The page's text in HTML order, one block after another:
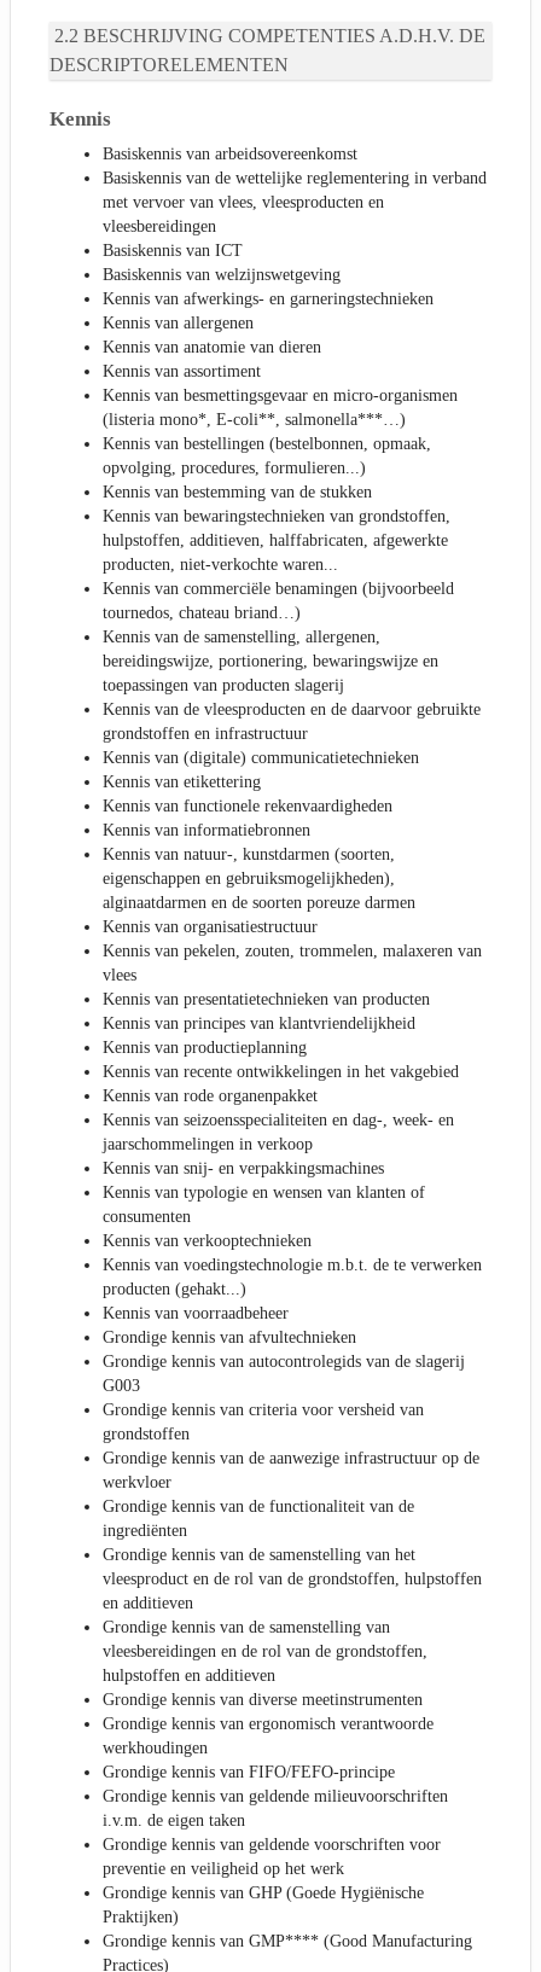
BESCHRIJVING COMPETENTIES A.D.H.V. DE
DESCRIPTORELEMENTEN
Kennis
Basiskennis van arbeidsovereenkomst
Basiskennis van de wettelijke reglementering in verband
met vervoer van vlees, vleesproducten en
vleesbereidingen
Basiskennis van ICT
Basiskennis van welzijnswetgeving
Kennis van afwerkings- en garneringstechnieken
Kennis van allergenen
Kennis van anatomie van dieren
Kennis van assortiment
Kennis van besmettingsgevaar en micro-organismen
(listeria mono*, E-coli**, salmonella***…)
Kennis van bestellingen (bestelbonnen, opmaak,
opvolging, procedures, formulieren...)
Kennis van bestemming van de stukken
Kennis van bewaringstechnieken van grondstoffen,
hulpstoffen, additieven, halffabricaten, afgewerkte
producten, niet-verkochte waren...
Kennis van commerciële benamingen (bijvoorbeeld
tournedos, chateau briand…)
Kennis van de samenstelling, allergenen,
bereidingswijze, portionering, bewaringswijze en
toepassingen van producten slagerij
Kennis van de vleesproducten en de daarvoor gebruikte
grondstoffen en infrastructuur
Kennis van (digitale) communicatietechnieken
Kennis van etikettering
Kennis van functionele rekenvaardigheden
Kennis van informatiebronnen
Kennis van natuur-, kunstdarmen (soorten,
eigenschappen en gebruiksmogelijkheden),
alginaatdarmen en de soorten poreuze darmen
Kennis van organisatiestructuur
Kennis van pekelen, zouten, trommelen, malaxeren van
vlees
Kennis van presentatietechnieken van producten
Kennis van principes van klantvriendelijkheid
Kennis van productieplanning
Kennis van recente ontwikkelingen in het vakgebied
Kennis van rode organenpakket
Kennis van seizoensspecialiteiten en dag-, week- en
jaarschommelingen in verkoop
Kennis van snij- en verpakkingsmachines
Kennis van typologie en wensen van klanten of
consumenten
Kennis van verkooptechnieken
Kennis van voedingstechnologie m.b.t. de te verwerken
producten (gehakt...)
Kennis van voorraadbeheer
Grondige kennis van afvultechnieken
Grondige kennis van autocontrolegids van de slagerij
G003
Grondige kennis van criteria voor versheid van
grondstoffen
Grondige kennis van de aanwezige infrastructuur op de
werkvloer
Grondige kennis van de functionaliteit van de
ingrediënten
Grondige kennis van de samenstelling van het
vleesproduct en de rol van de grondstoffen, hulpstoffen
en additieven
Grondige kennis van de samenstelling van
vleesbereidingen en de rol van de grondstoffen,
hulpstoffen en additieven
Grondige kennis van diverse meetinstrumenten
Grondige kennis van ergonomisch verantwoorde
werkhoudingen
Grondige kennis van FIFO/FEFO-principe
Grondige kennis van geldende milieuvoorschriften
i.v.m. de eigen taken
Grondige kennis van geldende voorschriften voor
preventie en veiligheid op het werk
Grondige kennis van GHP (Goede Hygiënische
Praktijken)
Grondige kennis van GMP**** (Good Manufacturing
Practices)